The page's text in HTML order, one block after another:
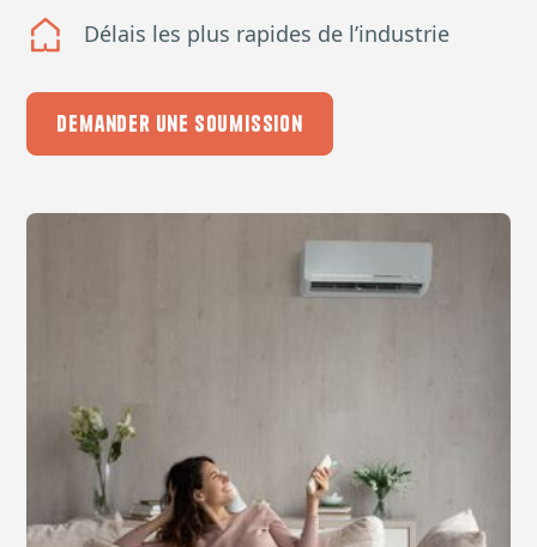
Délais les plus rapides de l’industrie
Demander une soumission